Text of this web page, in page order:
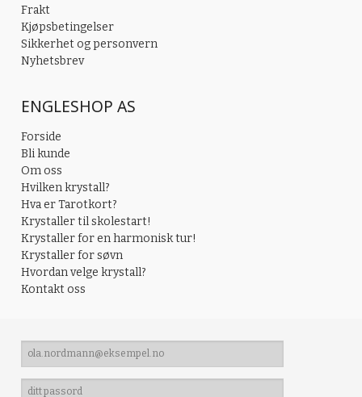
Frakt
Kjøpsbetingelser
Sikkerhet og personvern
Nyhetsbrev
ENGLESHOP AS
Forside
Bli kunde
Om oss
Hvilken krystall?
Hva er Tarotkort?
Krystaller til skolestart!
Krystaller for en harmonisk tur!
Krystaller for søvn
Hvordan velge krystall?
Kontakt oss